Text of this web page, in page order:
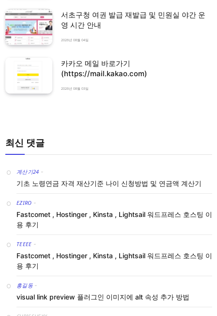
서초구청 여권 발급 재발급 및 민원실 야간 운
영 시간 안내
2026년 08월 04일
카카오 메일 바로가기
(https://mail.kakao.com)
2026년 08월 03일
최신 댓글
계산기24 -
기초 노령연금 자격 재산기준 나이 신청방법 및 연금액 계산기
EZIRO -
Fastcomet , Hostinger , Kinsta , Lightsail 워드프레스 호스팅 이
용 후기
TEEEE -
Fastcomet , Hostinger , Kinsta , Lightsail 워드프레스 호스팅 이
용 후기
홍길동 -
visual link preview 플러그인 이미지에 alt 속성 추가 방법